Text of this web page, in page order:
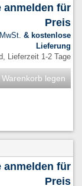
anmelden für
Preis
& kostenlose
Lieferung
Lieferzeit 1-2 Tage
legen
anmelden für
Preis